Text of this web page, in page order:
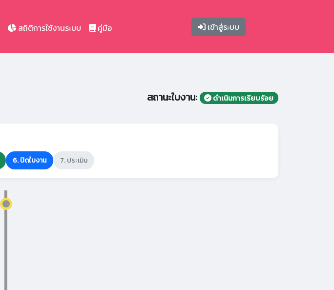
สถิติการใช้งานระบบ คู่มือ เข้าสู่ระบบ
สถานะใบงาน: ดำเนินการเรียบร้อย
6. ปิดใบงาน 7. ประเมิน